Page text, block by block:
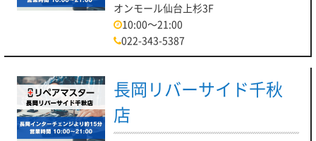
オンモール仙台上杉3F
10:00～21:00
022-343-5387
長岡リバーサイド千秋
店